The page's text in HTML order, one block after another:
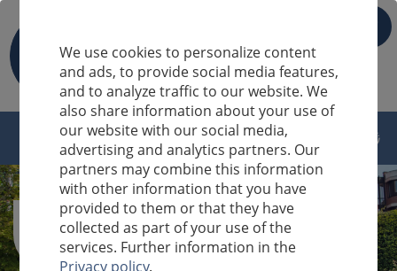
We use cookies to personalize content
and ads, to provide social media features,
and to analyze traffic to our website. We
also share information about your use of
our website with our social media,
advertising and analytics partners. Our
partners may combine this information
with other information that you have
provided to them or that they have
collected as part of your use of the
services. Further information in the
Privacy policy.